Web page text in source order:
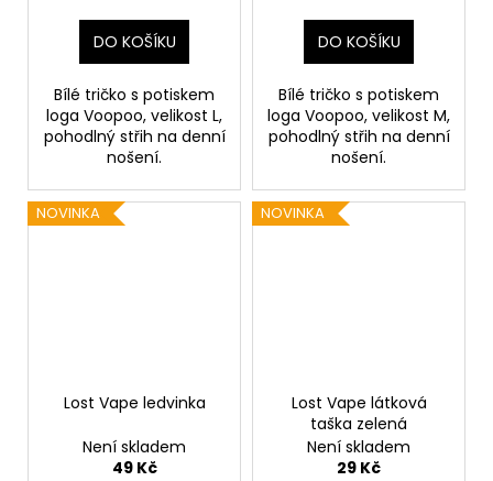
DO KOŠÍKU
Bílé tričko s potiskem
loga Voopoo, velikost L,
pohodlný střih na denní
nošení.
DO KOŠÍKU
Bílé tričko s potiskem
loga Voopoo, velikost M,
pohodlný střih na denní
nošení.
NOVINKA
Lost Vape ledvinka
Není skladem
49 Kč
NOVINKA
Lost Vape látková
taška zelená
Není skladem
29 Kč